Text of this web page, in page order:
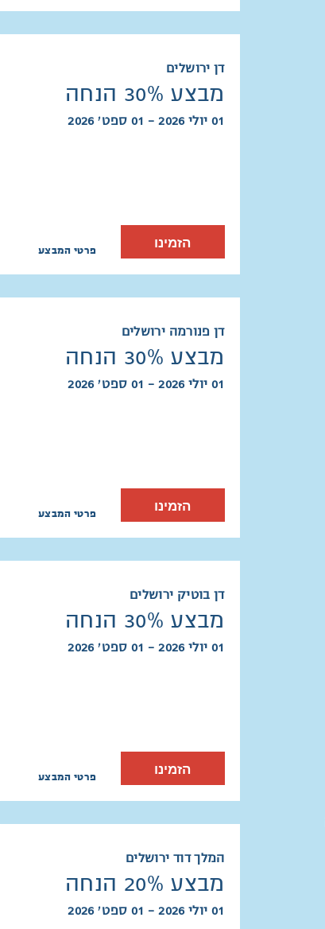
דן ירושלים
מבצע 30% הנחה
01 יולי 2026 - 01 ספט׳ 2026
הזמינו פרטי המבצע
דן פנורמה ירושלים
מבצע 30% הנחה
01 יולי 2026 - 01 ספט׳ 2026
הזמינו פרטי המבצע
דן בוטיק ירושלים
מבצע 30% הנחה
01 יולי 2026 - 01 ספט׳ 2026
הזמינו פרטי המבצע
המלך דוד ירושלים
מבצע 20% הנחה
01 יולי 2026 - 01 ספט׳ 2026